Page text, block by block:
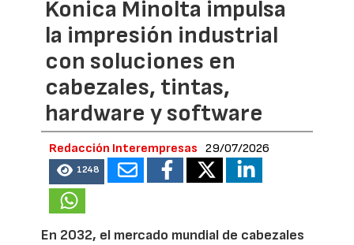
Konica Minolta impulsa
la impresión industrial
con soluciones en
cabezales, tintas,
hardware y software
Redacción Interempresas 29/07/2026
1248
En 2032, el mercado mundial de cabezales